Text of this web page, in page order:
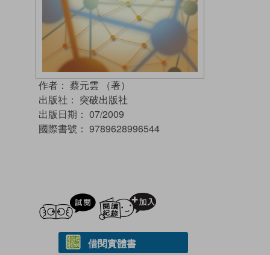
作者： 蔡元雲 （著）
出版社： 突破出版社
出版日期： 07/2009
國際書號： 9789628996544
試閲
借閱實體書